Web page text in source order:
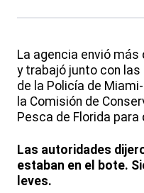
La agencia envió
y trabajó junto con
de la Policía de
la Comisión de
Pesca de Florida
Las autoridades
estaban en el bote.
leves.